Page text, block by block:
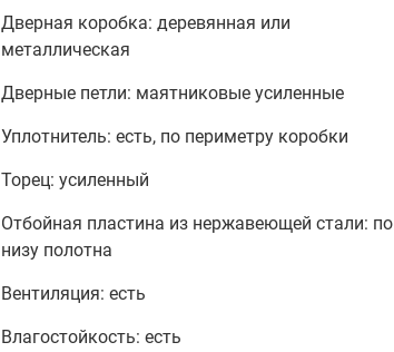
Дверная коробка: деревянная или
металлическая
Дверные петли: маятниковые усиленные
Уплотнитель: есть, по периметру коробки
Торец: усиленный
Отбойная пластина из нержавеющей стали: по
низу полотна
Вентиляция: есть
Влагостойкость: есть